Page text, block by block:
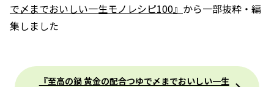
で〆までおいしい一生モノレシピ100』 から一部抜粋・編
集しました
『至高の鍋 黄金の配合つゆで〆までおいしい一生